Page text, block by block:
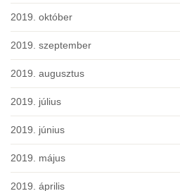
2019. október
2019. szeptember
2019. augusztus
2019. július
2019. június
2019. május
2019. április